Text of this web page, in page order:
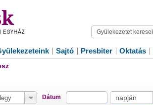
Sajtó Presbiter Oktatás
Dátum